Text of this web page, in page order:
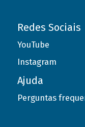
Redes Sociais
YouTube
Instagram
Ajuda
Perguntas